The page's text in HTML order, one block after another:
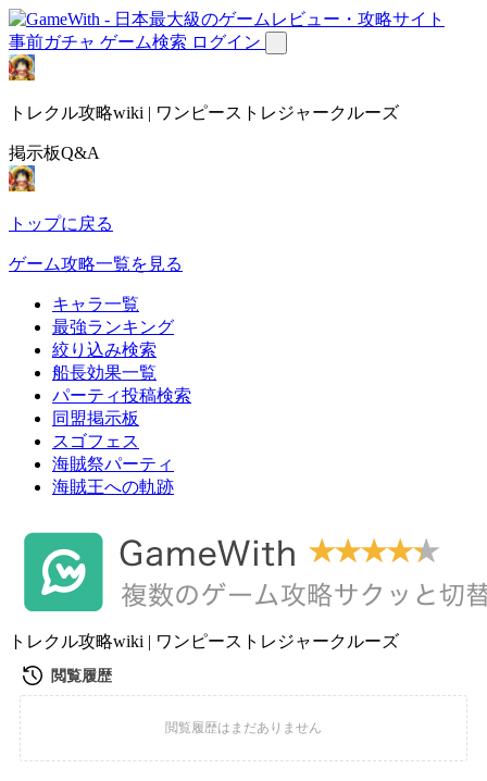
事前ガチャ ゲーム検索 ログイン
トレクル攻略wiki | ワンピーストレジャークルーズ
掲示板Q&A
トップに戻る
ゲーム攻略一覧を見る
キャラ一覧
最強ランキング
絞り込み検索
船長効果一覧
パーティ投稿検索
同盟掲示板
スゴフェス
海賊祭パーティ
海賊王への軌跡
トレクル攻略wiki | ワンピーストレジャークルーズ